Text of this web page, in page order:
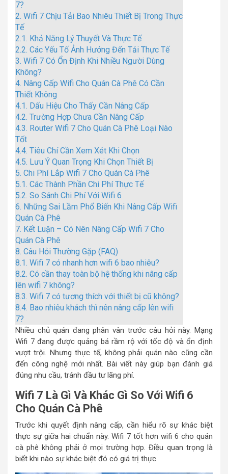
7?
2. Wifi 7 Chịu Tải Bao Nhiêu Thiết Bị Trong Thực
Tế
2.1. Khả Năng Lý Thuyết Và Thực Tế
2.2. Các Yếu Tố Ảnh Hưởng Đến Tải Thực Tế
3. Wifi 7 Có Ổn Định Khi Nhiều Người Dùng
Không?
4. Nâng Cấp Wifi Cho Quán Cà Phê Có Cần
Thiết Không
4.1. Dấu Hiệu Cho Thấy Cần Nâng Cấp
4.2. Trường Hợp Chưa Cần Nâng Cấp
4.3. Router Wifi 7 Cho Quán Cà Phê Loại Nào
Tốt
4.4. Tiêu Chí Cần Xem Xét Khi Chọn
4.5. Lưu Ý Quan Trọng Khi Chọn Thiết Bị
5. Chi Phí Lắp Wifi 7 Cho Quán Cà Phê
5.1. Các Thành Phần Chi Phí Thực Tế
5.2. So Sánh Chi Phí Với Wifi 6
6. Những Sai Lầm Phổ Biến Khi Nâng Cấp Wifi
Quán Cà Phê
7. Kết Luận – Có Nên Nâng Cấp Wifi 7 Cho
Quán Cà Phê
8. Câu Hỏi Thường Gặp (FAQ)
8.1. Wifi 7 có nhanh hơn wifi 6 bao nhiêu?
8.2. Có cần thay toàn bộ hệ thống khi nâng cấp
lên wifi 7 không?
8.3. Wifi 7 có tương thích với thiết bị cũ không?
8.4. Bao nhiêu khách thì nên nâng cấp lên wifi
7?
Nhiều chủ quán đang phân vân trước câu hỏi này. Mạng
Wifi 7 đang được quảng bá rầm rộ với tốc độ và ổn định
vượt trội. Nhưng thực tế, không phải quán nào cũng cần
đến công nghệ mới nhất. Bài viết này giúp bạn đánh giá
đúng nhu cầu, tránh đầu tư lãng phí.
Wifi 7 Là Gì Và Khác Gì So Với Wifi 6
Cho Quán Cà Phê
Trước khi quyết định nâng cấp, cần hiểu rõ sự khác biệt
thực sự giữa hai chuẩn này. Wifi 7 tốt hơn wifi 6 cho quán
cà phê không phải ở mọi trường hợp. Điều quan trọng là
biết khi nào sự khác biệt đó có giá trị thực.